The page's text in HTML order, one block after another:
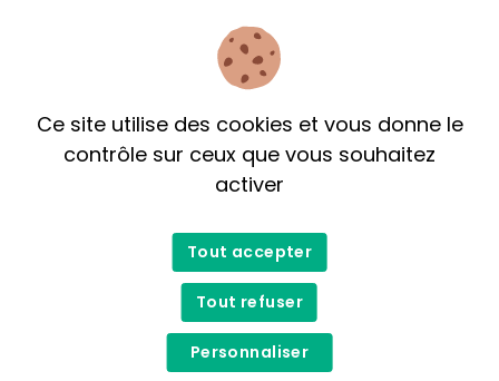
Ce site utilise des cookies et vous donne le
contrôle sur ceux que vous souhaitez
activer
Tout accepter
Tout refuser
Personnaliser